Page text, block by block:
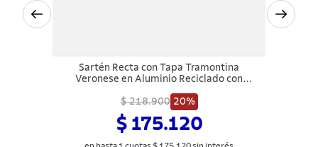
Sartén Recta con Tapa Tramontina
Veronese en Aluminio Reciclado con
Siliconado Beige Mineral 22 cm 1,7 L
$ 218.900 20%
$ 175.120
en hasta 1 cuotas $ 175.120sin interés